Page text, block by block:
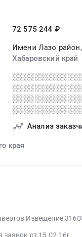
72 575 244 ₽
Имени Лазо
Хабаровский край
Анализ
края
заявок от 15.02.16г.